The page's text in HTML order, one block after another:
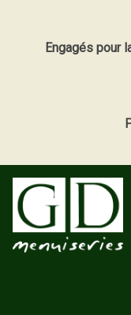
Engagés pour